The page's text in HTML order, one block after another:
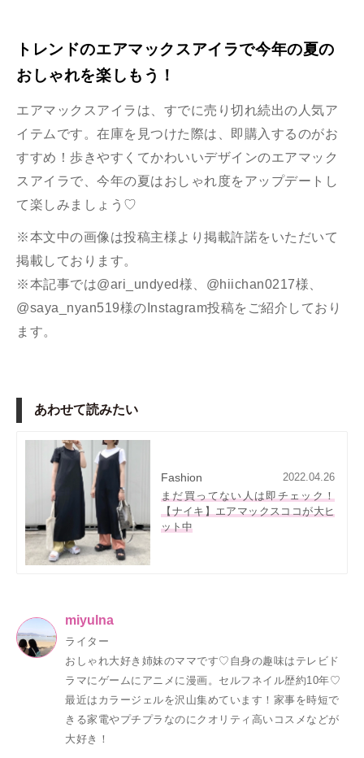
トレンドのエアマックスアイラで今年の夏の
おしゃれを楽しもう！
エアマックスアイラは、すでに売り切れ続出の人気ア
イテムです。在庫を見つけた際は、即購入するのがお
すすめ！歩きやすくてかわいいデザインのエアマック
スアイラで、今年の夏はおしゃれ度をアップデートし
て楽しみましょう♡
※本文中の画像は投稿主様より掲載許諾をいただいて
掲載しております。
※本記事では@ari_undyed様、@hiichan0217様、
@saya_nyan519様のInstagram投稿をご紹介しており
ます。
あわせて読みたい
Fashion
2022.04.26
まだ買ってない人は即チェック！
【ナイキ】エアマックスココが大ヒ
ット中
miyulna
ライター
おしゃれ大好き姉妹のママです♡自身の趣味はテレビド
ラマにゲームにアニメに漫画。セルフネイル歴約10年♡
最近はカラージェルを沢山集めています！家事を時短で
きる家電やプチプラなのにクオリティ高いコスメなどが
大好き！